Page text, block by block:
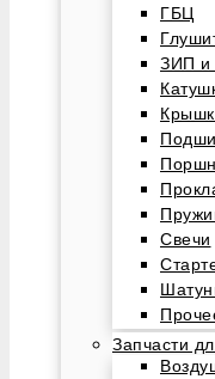
ГБЦ
ЗИП и
Свечи
Запчасти